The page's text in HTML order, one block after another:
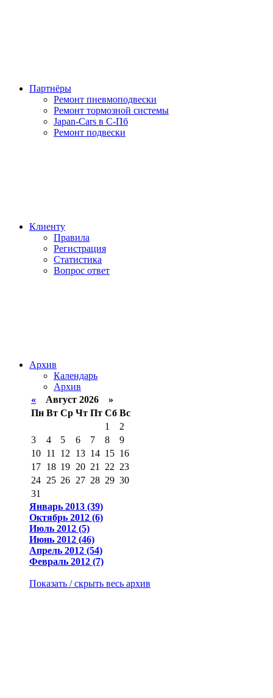
Партнёры
Ремонт пневмоподвески
Ремонт тормозной системы
Japan-Cars в С-Пб
Ремонт подвески
Клиенту
Правила
Регистрация
Статистика
Вопрос ответ
Архив
Календарь
Архив
« Август 2026 »
Пн Вт Ср Чт Пт Сб Вс
1
2
3
4 5 6 7 8
9
10 11 12 13 14 15 16
17 18 19 20 21 22 23
24 25 26 27 28 29 30
31
Январь 2013 (39)
Октябрь 2012 (6)
Июль 2012 (5)
Июнь 2012 (46)
Апрель 2012 (54)
Февраль 2012 (7)
Показать / скрыть весь архив